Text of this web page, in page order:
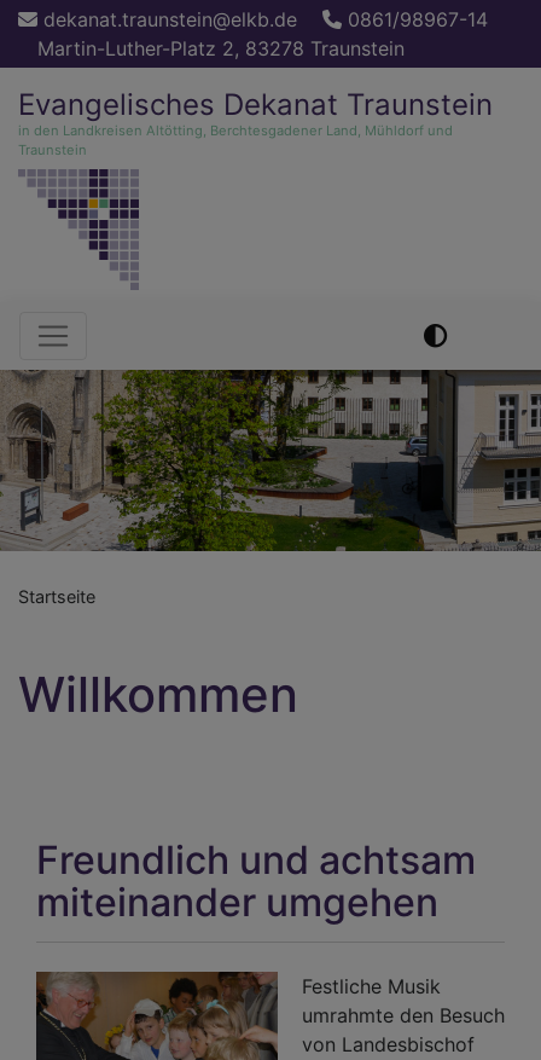
Direkt
Inhalt
dekanat.traunstein@elkb.de
0861/98967-14
Martin-Luther-Platz 2, 83278 Traunstein
Evangelisches Dekanat Traunstein
in den Landkreisen Altötting, Berchtesgadener Land, Mühldorf und
Traunstein
Hauptnavigation
Startseite
Willkommen
Freundlich und achtsam
miteinander umgehen
Festliche Musik
umrahmte den Besuch
von Landesbischof